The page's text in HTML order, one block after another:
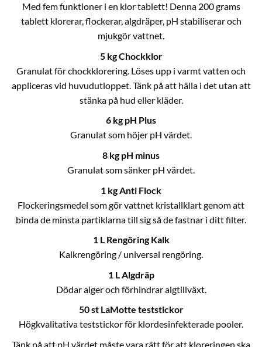
Med fem funktioner i en klor tablett! Denna 200 grams
tablett klorerar, flockerar, algdräper, pH stabiliserar och
mjukgör vattnet.
5 kg Chockklor
Granulat för chockklorering. Löses upp i varmt vatten och
appliceras vid huvudutloppet. Tänk på att hälla i det utan att
stänka på hud eller kläder.
6 kg pH Plus
Granulat som höjer pH värdet.
8 kg pH minus
Granulat som sänker pH värdet.
1 kg Anti Flock
Flockeringsmedel som gör vattnet kristallklart genom att
binda de minsta partiklarna till sig så de fastnar i ditt filter.
1 L Rengöring Kalk
Kalkrengöring / universal rengöring.
1 L Algdräp
Dödar alger och förhindrar algtillväxt.
50 st LaMotte teststickor
Högkvalitativa teststickor för klordesinfekterade pooler.
Tänk på att pH värdet måste vara rätt för att kloreringen ska